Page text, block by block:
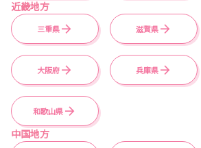
近畿地方
三重県 滋賀県
大阪府 兵庫県
和歌山県
中国地方